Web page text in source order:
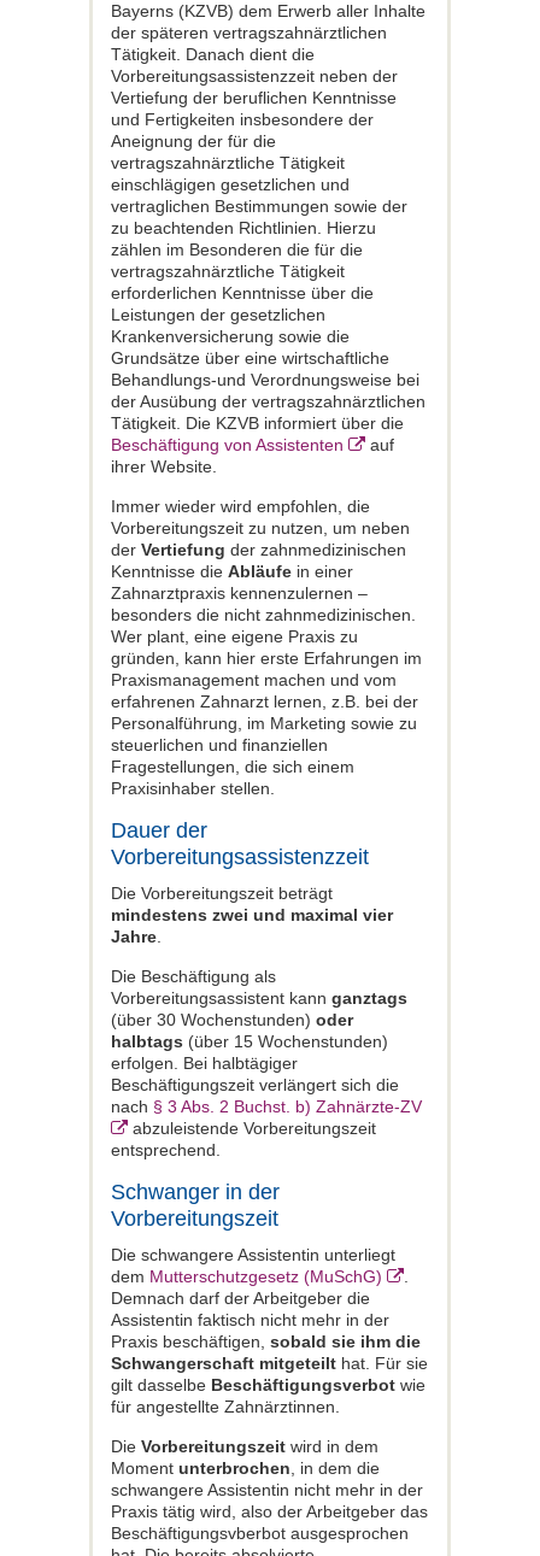
Bayerns (KZVB) dem Erwerb aller Inhalte
der späteren vertragszahnärztlichen
Tätigkeit. Danach dient die
Vorbereitungsassistenzzeit neben der
Vertiefung der beruflichen Kenntnisse
und Fertigkeiten insbesondere der
Aneignung der für die
vertragszahnärztliche Tätigkeit
einschlägigen gesetzlichen und
vertraglichen Bestimmungen sowie der
zu beachtenden Richtlinien. Hierzu
zählen im Besonderen die für die
vertragszahnärztliche Tätigkeit
erforderlichen Kenntnisse über die
Leistungen der gesetzlichen
Krankenversicherung sowie die
Grundsätze über eine wirtschaftliche
Behandlungs-und Verordnungsweise bei
der Ausübung der vertragszahnärztlichen
Tätigkeit. Die KZVB informiert über die
Beschäftigung von Assistenten
auf
ihrer Website.
Immer wieder wird empfohlen, die
Vorbereitungszeit zu nutzen, um neben
der Vertiefung der zahnmedizinischen
Kenntnisse die Abläufe in einer
Zahnarztpraxis kennenzulernen –
besonders die nicht zahnmedizinischen.
Wer plant, eine eigene Praxis zu
gründen, kann hier erste Erfahrungen im
Praxismanagement machen und vom
erfahrenen Zahnarzt lernen, z.B. bei der
Personalführung, im Marketing sowie zu
steuerlichen und finanziellen
Fragestellungen, die sich einem
Praxisinhaber stellen.
Dauer der
Vorbereitungsassistenzzeit
Die Vorbereitungszeit beträgt
mindestens zwei und maximal vier
Jahre
Die Beschäftigung als
Vorbereitungsassistent kann ganztags
(über 30 Wochenstunden) oder
halbtags (über 15 Wochenstunden)
erfolgen. Bei halbtägiger
Beschäftigungszeit verlängert sich die
nach § 3 Abs. 2 Buchst. b) Zahnärzte-ZV
abzuleistende Vorbereitungszeit
entsprechend.
Schwanger in der
Vorbereitungszeit
Die schwangere Assistentin unterliegt
dem Mutterschutzgesetz (MuSchG)
Demnach darf der Arbeitgeber die
Assistentin faktisch nicht mehr in der
Praxis beschäftigen, sobald sie ihm die
Schwangerschaft mitgeteilt hat. Für sie
gilt dasselbe Beschäftigungsverbot wie
für angestellte Zahnärztinnen.
Die Vorbereitungszeit wird in dem
Moment unterbrochen , in dem die
schwangere Assistentin nicht mehr in der
Praxis tätig wird, also der Arbeitgeber das
Beschäftigungsvberbot ausgesprochen